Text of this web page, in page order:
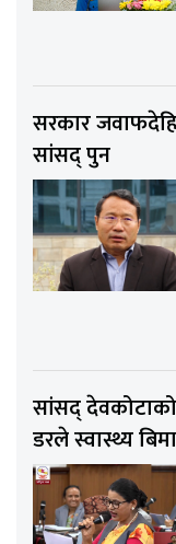
सरकार
सांसद् पुन
सांसद् देवकोटाको
डरले स्वास्थ्य